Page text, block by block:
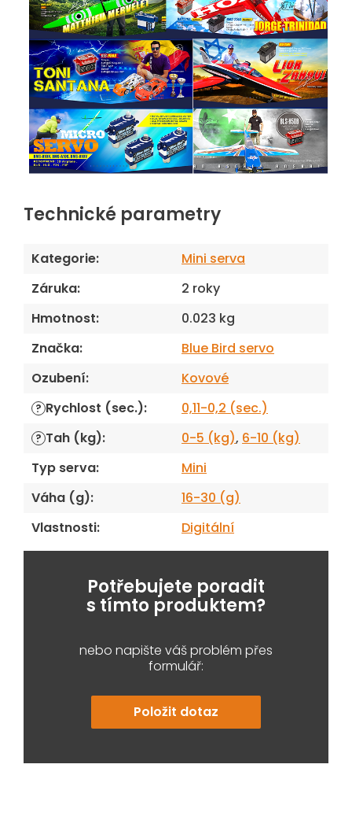
Technické parametry
Kategorie:
Mini serva
Záruka:
2 roky
Hmotnost:
0.023 kg
Značka:
Blue Bird servo
Ozubení: Kovové
? Rychlost (sec.): 0,11-0,2 (sec.)
? Tah (kg): 0-5 (kg), 6-10 (kg)
Typ serva:
Mini
Váha (g):
16-30 (g)
Vlastnosti: Digitální
Potřebujete poradit
s tímto produktem?
nebo napište váš problém přes
formulář:
Položit dotaz